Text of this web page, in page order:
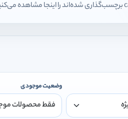
وضعیت موجودی